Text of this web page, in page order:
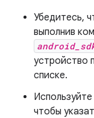
Убедитесь,
выполнив
устройство
списке.
чтобы